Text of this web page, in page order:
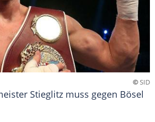
©SID
Stieglitz muss gegen Bösel